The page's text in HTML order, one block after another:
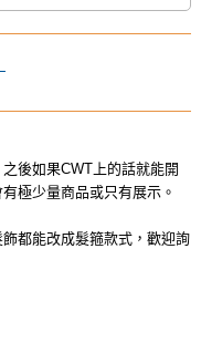
後如果CWT上的話就能開
極少量商品或只有展示。
都能改成髮箍款式，歡迎詢